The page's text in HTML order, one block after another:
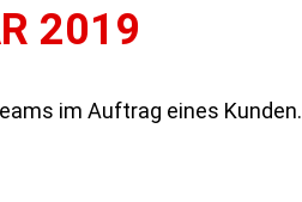
2019
im Auftrag eines Kunden.